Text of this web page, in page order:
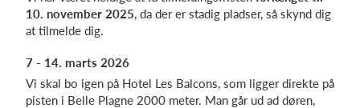
Log på
10. november 2025, da der er stadig pladser, så skynd dig
at tilmelde dig.
7 - 14. marts 2026
Vi skal bo igen på Hotel Les Balcons, som ligger direkte på
pisten i Belle Plagne 2000 meter. Man går ud ad døren,